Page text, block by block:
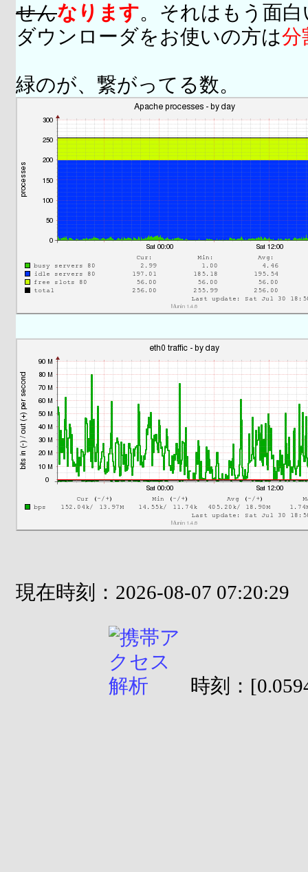
せんなります。それはもう面
ダウンローダをお使いの方は分
緑のが、繋がってる数。
現在時刻：2026-08-07 07:20:29
時刻：